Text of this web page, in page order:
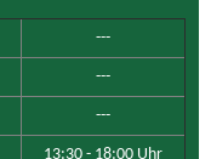
---
---
---
13:30 - 18:00 Uhr